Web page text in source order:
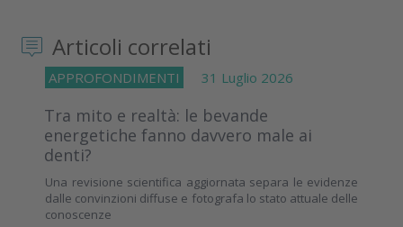
Articoli correlati
APPROFONDIMENTI 31 Luglio 2026
Tra mito e realtà: le bevande
energetiche fanno davvero male ai
denti?
Una revisione scientifica aggiornata separa le evidenze
dalle convinzioni diffuse e fotografa lo stato attuale delle
conoscenze